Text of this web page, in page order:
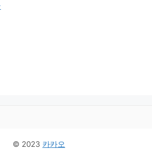
© 2023 카카오